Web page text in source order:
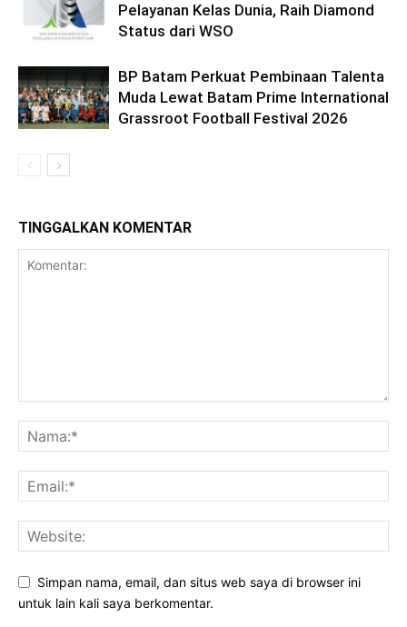
Pelayanan Kelas Dunia, Raih Diamond
Status dari WSO
BP Batam Perkuat Pembinaan Talenta
Muda Lewat Batam Prime International
Grassroot Football Festival 2026
TINGGALKAN KOMENTAR
Simpan nama, email, dan situs web saya di browser ini
untuk lain kali saya berkomentar.